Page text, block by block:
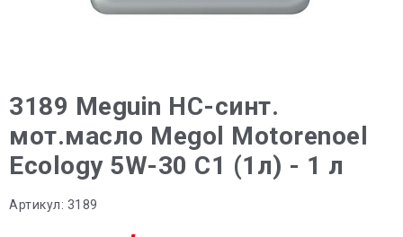
3189 Meguin НС-синт.
мот.масло Megol Motorenoel
Ecology 5W-30 C1 (1л) - 1 л
Артикул: 3189